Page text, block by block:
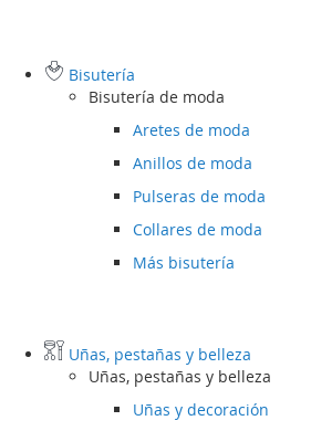
Bisutería
Bisutería de moda
Aretes de moda
Anillos de moda
Pulseras de moda
Collares de moda
Más bisutería
Uñas, pestañas y belleza
Uñas, pestañas y belleza
Uñas y decoración